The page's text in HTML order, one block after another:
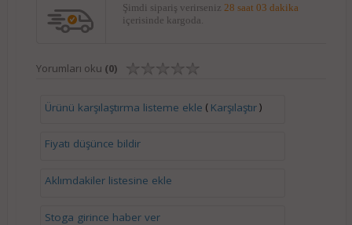
Şimdi sipariş verirseniz 28 saat 03 dakika
içerisinde kargoda.
Yorumları oku (0)
Ürünü karşılaştırma listeme ekle ( Karşılaştır)
Fiyatı düşünce bildir
Aklımdakiler listesine ekle
Stoga girince haber ver